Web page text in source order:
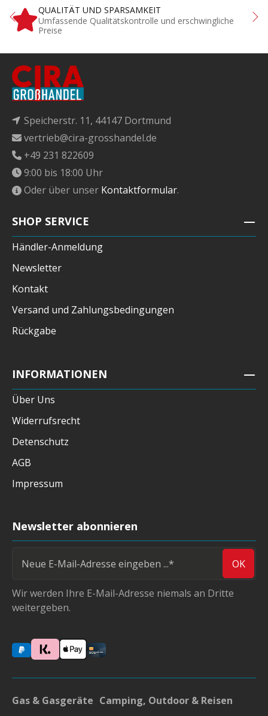
QUALITÄT UND SPARSAMKEIT
Umfassende Qualitätskontrolle und erschwingliche
Preise
Speicherstr. 11, 44147 Dortmund
vertrieb@cira-grosshandel.de
+49 231 822609
9:00 bis 18:00 Uhr
Oder über unser Kontaktformular.
SHOP SERVICE
Händler-Anmeldung
Newsletter
Kontakt
Versand und Zahlungsbedingungen
Rückgabe
INFORMATIONEN
Über Uns
Widerrufsrecht
Detenschutz
AGB
Impressum
Newsletter abonnieren
OK
Wir werden Ihre E-Mail-Adresse niemals an Dritte
weitergeben.
Gas & Gasgeräte Camping, Outdoor & Reisen